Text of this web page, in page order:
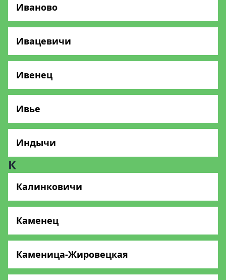
Иваново
Ивацевичи
Ивенец
Ивье
Индычи
К
Калинковичи
Каменец
Каменица-Жировецкая